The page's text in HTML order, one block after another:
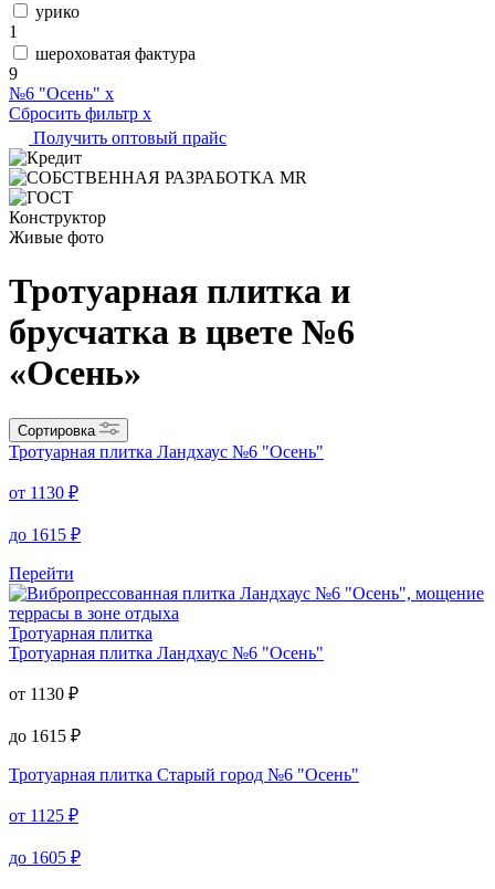
урико
1
шероховатая фактура
9
№6 "Осень" x
Сбросить фильтр x
Получить оптовый прайс
Конструктор
Живые фото
Тротуарная плитка и
брусчатка в цвете №6
«Осень»
Сортировка
Тротуарная плитка Ландхаус №6 "Осень"
от 1130 ₽
до 1615 ₽
Перейти
Тротуарная плитка
Тротуарная плитка Ландхаус №6 "Осень"
от 1130 ₽
до 1615 ₽
Тротуарная плитка Старый город №6 "Осень"
от 1125 ₽
до 1605 ₽